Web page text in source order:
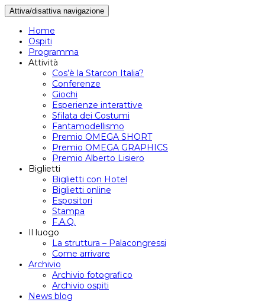
Attiva/disattiva navigazione
Home
Ospiti
Programma
Attività
Cos’è la Starcon Italia?
Conferenze
Giochi
Esperienze interattive
Sfilata dei Costumi
Fantamodellismo
Premio OMEGA SHORT
Premio OMEGA GRAPHICS
Premio Alberto Lisiero
Biglietti
Biglietti con Hotel
Biglietti online
Espositori
Stampa
F.A.Q.
Il luogo
La struttura – Palacongressi
Come arrivare
Archivio
Archivio fotografico
Archivio ospiti
News blog